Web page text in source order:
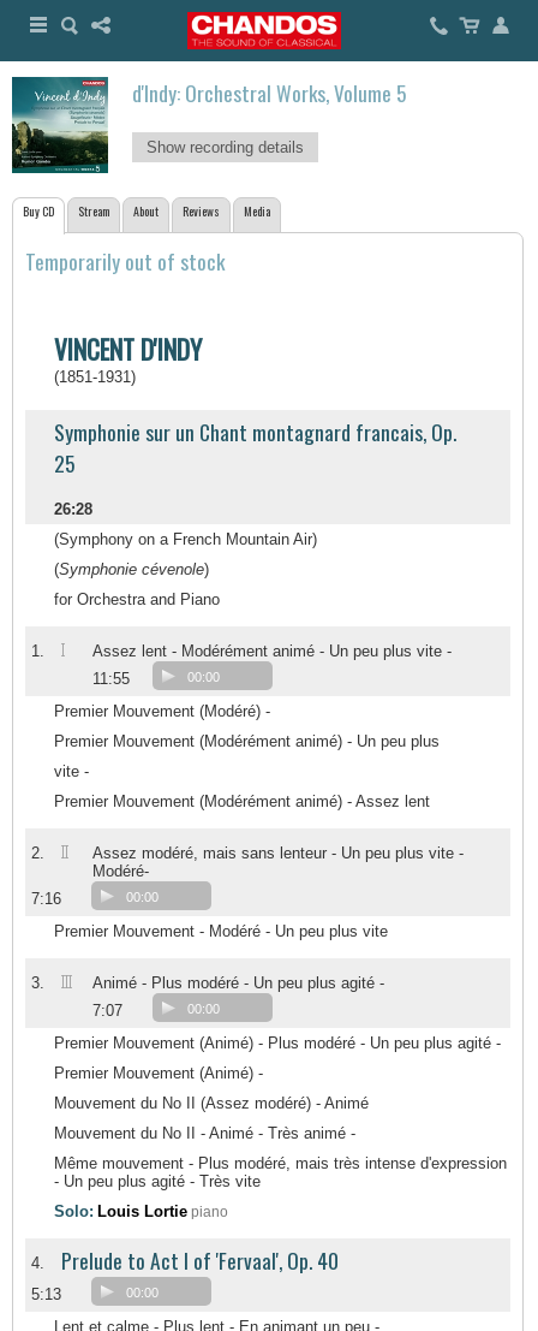
d'Indy: Orchestral Works, Volume 5
Show recording details
Buy CD Stream About Reviews Media
Temporarily out of stock
VINCENT D'INDY
(1851-1931)
Symphonie sur un Chant montagnard francais, Op.
25
26:28
(Symphony on a French Mountain Air)
(Symphonie cévenole)
for Orchestra and Piano
1. I
Assez lent - Modérément animé - Un peu plus vite -
11:55
00:00
Premier Mouvement (Modéré) -
Premier Mouvement (Modérément animé) - Un peu plus
vite -
Premier Mouvement (Modérément animé) - Assez lent
2. II
Assez modéré, mais sans lenteur - Un peu plus vite -
Modéré-
7:16
00:00
Premier Mouvement - Modéré - Un peu plus vite
3. III
Animé - Plus modéré - Un peu plus agité -
7:07
00:00
Premier Mouvement (Animé) - Plus modéré - Un peu plus agité -
Premier Mouvement (Animé) -
Mouvement du No II (Assez modéré) - Animé
Mouvement du No II - Animé - Très animé -
Même mouvement - Plus modéré, mais très intense d'expression
- Un peu plus agité - Très vite
Solo: Louis Lortie piano
4. Prelude to Act I of 'Fervaal', Op. 40
5:13 00:00
Lent et calme - Plus lent - En animant un peu -